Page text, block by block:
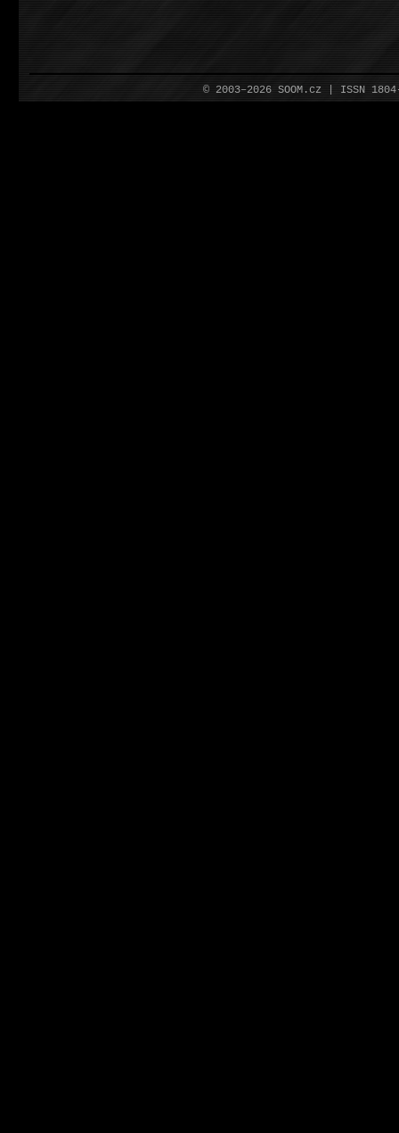
© 2003–2026 SOOM.cz | ISSN